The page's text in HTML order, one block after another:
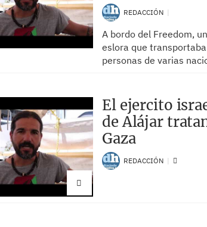
REDACCIÓN
A bordo del Freedom,
eslora que
personas de varias
El ejercito
de Alájar
Gaza
REDACCIÓN